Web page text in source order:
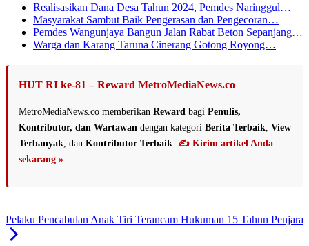
Realisasikan Dana Desa Tahun 2024, Pemdes Naringgul…
Masyarakat Sambut Baik Pengerasan dan Pengecoran…
Pemdes Wangunjaya Bangun Jalan Rabat Beton Sepanjang…
Warga dan Karang Taruna Cinerang Gotong Royong…
HUT RI ke-81 – Reward MetroMediaNews.co
MetroMediaNews.co memberikan Reward bagi Penulis,
Kontributor, dan Wartawan dengan kategori Berita Terbaik View
Terbanyak , dan Kontributor Terbaik ✍️ Kirim artikel Anda
sekarang »
Pelaku Pencabulan Anak Tiri Terancam Hukuman 15 Tahun Penjara